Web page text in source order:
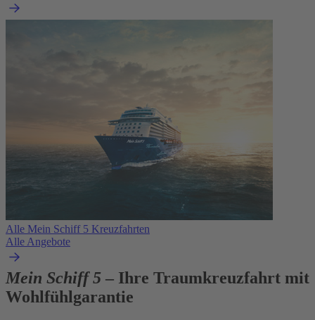
Alle Mein Schiff 5 Kreuzfahrten
Alle Angebote
Mein Schiff 5 – Ihre Traumkreuzfahrt mit
Wohlfühlgarantie